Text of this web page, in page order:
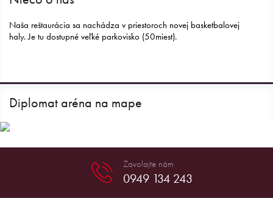
Naša reštaurácia sa nachádza v priestoroch novej basketbalovej
haly. Je tu dostupné veľké parkovisko (50miest).
Diplomat aréna na mape
0949 134 243